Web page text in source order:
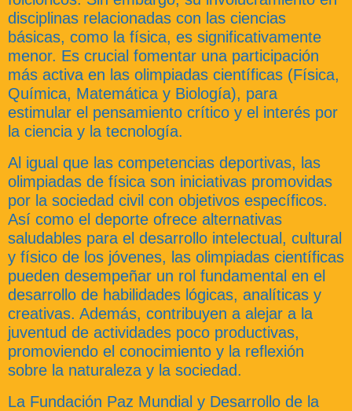
disciplinas relacionadas con las ciencias
básicas, como la física, es significativamente
menor. Es crucial fomentar una participación
más activa en las olimpiadas científicas (Física,
Química, Matemática y Biología), para
estimular el pensamiento crítico y el interés por
la ciencia y la tecnología.
Al igual que las competencias deportivas, las
olimpiadas de física son iniciativas promovidas
por la sociedad civil con objetivos específicos.
Así como el deporte ofrece alternativas
saludables para el desarrollo intelectual, cultural
y físico de los jóvenes, las olimpiadas científicas
pueden desempeñar un rol fundamental en el
desarrollo de habilidades lógicas, analíticas y
creativas. Además, contribuyen a alejar a la
juventud de actividades poco productivas,
promoviendo el conocimiento y la reflexión
sobre la naturaleza y la sociedad.
La Fundación Paz Mundial y Desarrollo de la